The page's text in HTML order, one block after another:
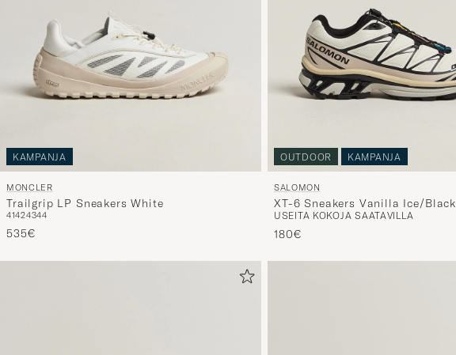
KAMPANJA
MONCLER
Trailgrip LP Sneakers White
41424344
535€
OUTDOOR KAMPANJA
SALOMON
XT-6 Sneakers Vanilla Ice/Black
USEITA KOKOJA SAATAVILLA
180€